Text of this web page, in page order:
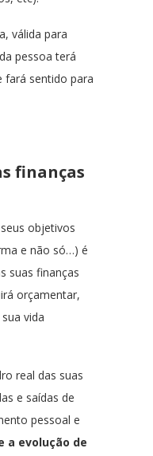
válida para
pessoa terá
fará sentido para
finanças
objetivos
e não só…) é
suas finanças
orçamentar,
vida
real das suas
e saídas de
pessoal e
a evolução de